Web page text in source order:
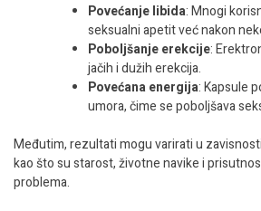
Povećanje libida: Mnogi
seksualni apetit već nakon
Poboljšanje erekcije:
jačih i dužih erekcija.
Povećana energija: Kapsule
umora, čime se poboljšava
Međutim, rezultati mogu varirati u
kao što su starost, životne navike i
problema.